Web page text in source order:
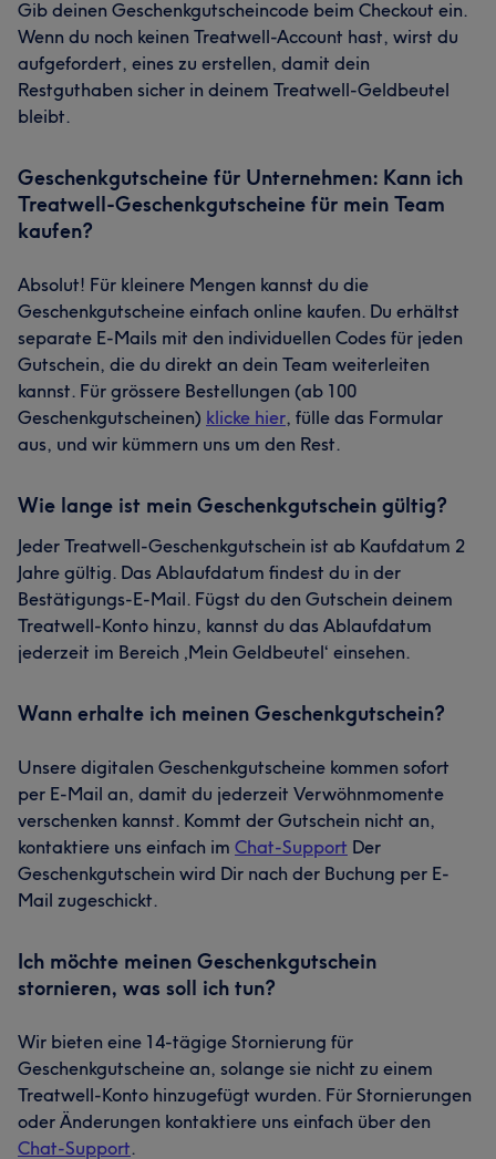
Gib deinen Geschenkgutscheincode beim Checkout ein.
Wenn du noch keinen Treatwell-Account hast, wirst du
aufgefordert, eines zu erstellen, damit dein
Restguthaben sicher in deinem Treatwell-Geldbeutel
bleibt.
Geschenkgutscheine für Unternehmen: Kann ich
Treatwell-Geschenkgutscheine für mein Team
kaufen?
Absolut! Für kleinere Mengen kannst du die
Geschenkgutscheine einfach online kaufen. Du erhältst
separate E-Mails mit den individuellen Codes für jeden
Gutschein, die du direkt an dein Team weiterleiten
kannst. Für grössere Bestellungen (ab 100
Geschenkgutscheinen) klicke hier, fülle das Formular
aus, und wir kümmern uns um den Rest.
Wie lange ist mein Geschenkgutschein gültig?
Jeder Treatwell-Geschenkgutschein ist ab Kaufdatum 2
Jahre gültig. Das Ablaufdatum findest du in der
Bestätigungs-E-Mail. Fügst du den Gutschein deinem
Treatwell-Konto hinzu, kannst du das Ablaufdatum
jederzeit im Bereich ‚Mein Geldbeutel‘ einsehen.
Wann erhalte ich meinen Geschenkgutschein?
Unsere digitalen Geschenkgutscheine kommen sofort
per E-Mail an, damit du jederzeit Verwöhnmomente
verschenken kannst. Kommt der Gutschein nicht an,
kontaktiere uns einfach im Chat-Support Der
Geschenkgutschein wird Dir nach der Buchung per E-
Mail zugeschickt.
Ich möchte meinen Geschenkgutschein
stornieren, was soll ich tun?
Wir bieten eine 14-tägige Stornierung für
Geschenkgutscheine an, solange sie nicht zu einem
Treatwell-Konto hinzugefügt wurden. Für Stornierungen
oder Änderungen kontaktiere uns einfach über den
Chat-Support.